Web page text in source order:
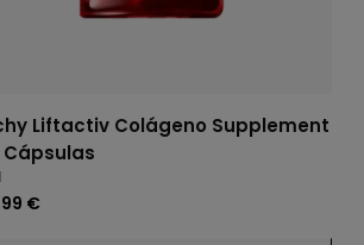
Liftactiv Colágeno Supplement
Cápsulas
€